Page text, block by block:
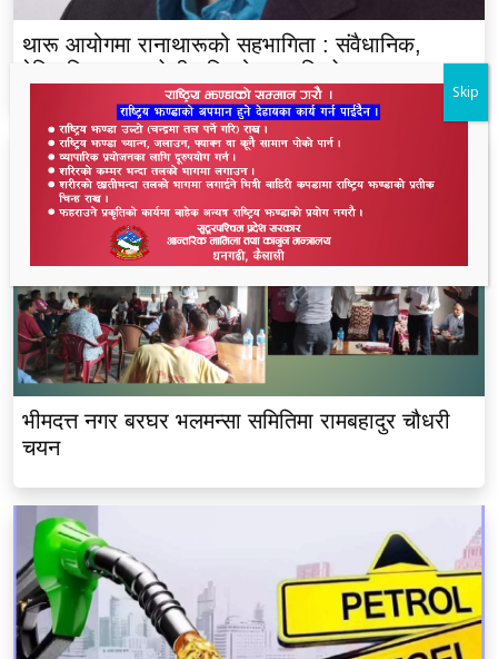
थारू आयोगमा रानाथारूको सहभागिता : संवैधानिक,
ऐतिहासिक र समावेशी दृष्टिकोणबाट विश्लेषण
भीमदत्त नगर बरघर भलमन्सा समितिमा रामबहादुर चौधरी
चयन
Skip